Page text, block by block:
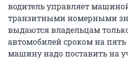
водитель управляет
транзитными номерными
выдаются владельцам
автомобилей сроком на пять
машину надо поставить на